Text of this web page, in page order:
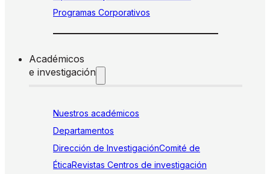
Programas Corporativos
Académicos
e investigación
Nuestros académicos
Departamentos
Dirección de InvestigaciónComité de
ÉticaRevistas Centros de investigación